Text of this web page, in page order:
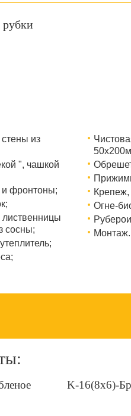
из
", чашкой
и фронтоны;
лиственницы
сосны;
Крепеж,
Огне-
Монтаж.
K-16(8х6)-